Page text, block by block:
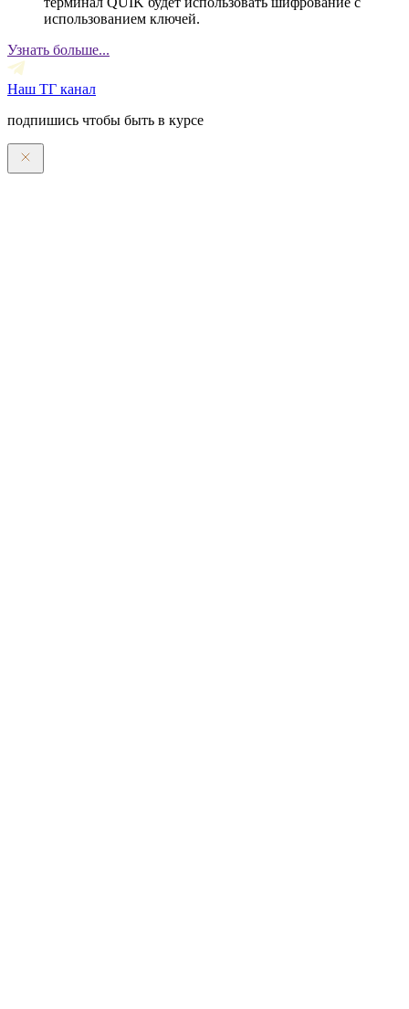
использованием ключей.
Узнать больше...
Наш ТГ канал
подпишись чтобы быть в курсе